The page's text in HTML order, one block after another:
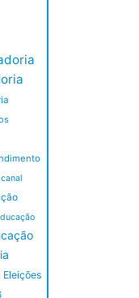
canal
Eleições